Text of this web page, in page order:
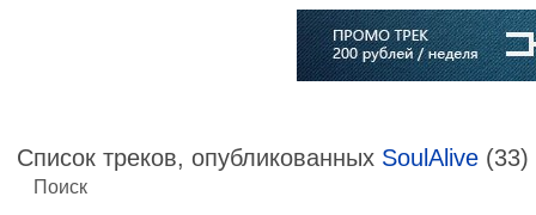
Список треков, опубликованных SoulAlive (33)
Поиск